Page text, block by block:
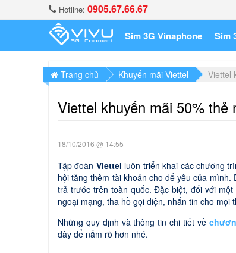
Hotline: 0905.67.66.67
Sim 3G Vinaphone Sim
Trang chủ Khuyến mãi Viettel Viettel
Viettel khuyến mãi 50% thẻ
18/10/2016 @ 14:55
Tập đoàn Viettel luôn triển khai các chương
hội tăng thêm tài khoản cho dế yêu của mình.
trả trước trên toàn quốc. Đặc biệt, đối với
ngoại mạng, tha hồ gọi điện, nhắn tin cho mọi
Những quy định và thông tin chi tiết về
đây để nắm rõ hơn nhé.